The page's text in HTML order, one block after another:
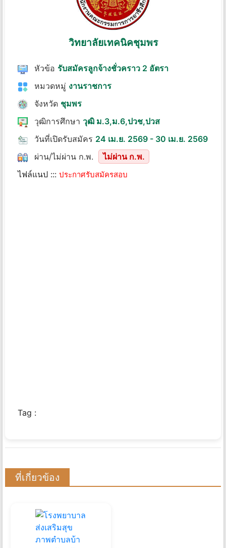
วิทยาลัยเทคนิคชุมพร
หัวข้อ รับสมัครลูกจ้างชั่วคราว 2 อัตรา
หมวดหมู่ งานราชการ
จังหวัด ชุมพร
วุฒิการศึกษา วุฒิ ม.3,ม.6,ปวช,ปวส
วันที่เปิดรับสมัคร 24 เม.ย. 2569 - 30 เม.ย. 2569
ผ่าน/ไม่ผ่าน ก.พ.
ไม่ผ่าน ก.พ.
ไฟล์แนป ::: ประกาศรับสมัครสอบ
Tag :
ที่เกี่ยวข้อง